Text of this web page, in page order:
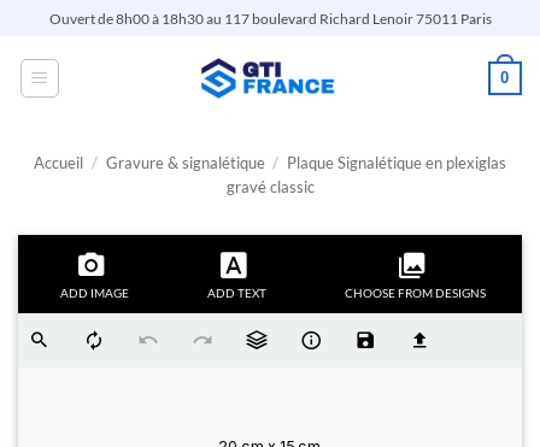
Passer
contenu
Ouvert de 8h00 à 18h30 au 117 boulevard Richard Lenoir 75011 Paris
0
Accueil / Gravure & signalétique / Plaque Signalétique en plexiglas
gravé classic
ADD IMAGE ADD TEXT CHOOSE FROM DESIGNS